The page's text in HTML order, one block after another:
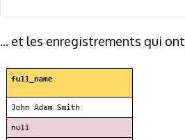
... et les enregistrements qui ont